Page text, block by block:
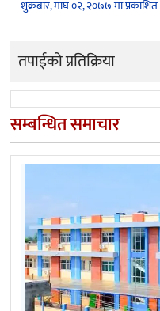
शुक्रबार, माघ ०२, २०७७ मा प्रकाशित
तपाईको प्रतिक्रिया
सम्बन्धित समाचार